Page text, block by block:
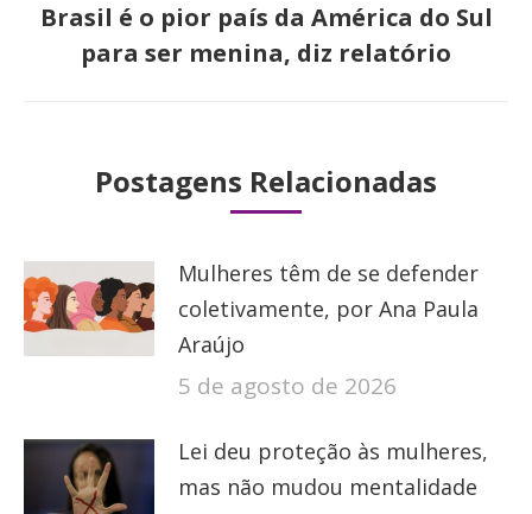
Próximo
post:
Brasil é o pior país da América do Sul
para ser menina, diz relatório
Postagens Relacionadas
Mulheres têm de se defender
coletivamente, por Ana Paula
Araújo
5 de agosto de 2026
Lei deu proteção às mulheres,
mas não mudou mentalidade